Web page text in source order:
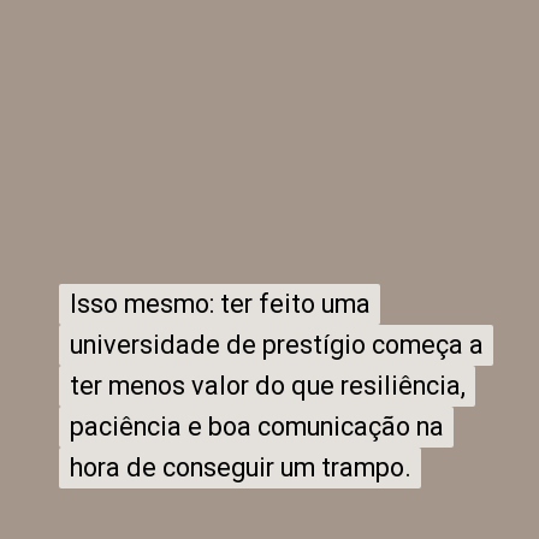
Isso mesmo: ter feito uma
universidade de prestígio começa a
ter menos valor do que resiliência,
paciência e boa comunicação na
hora de conseguir um trampo.
Isso mesmo: ter feito uma
universidade de prestígio começa a
ter menos valor do que resiliência,
paciência e boa comunicação na
hora de conseguir um trampo.